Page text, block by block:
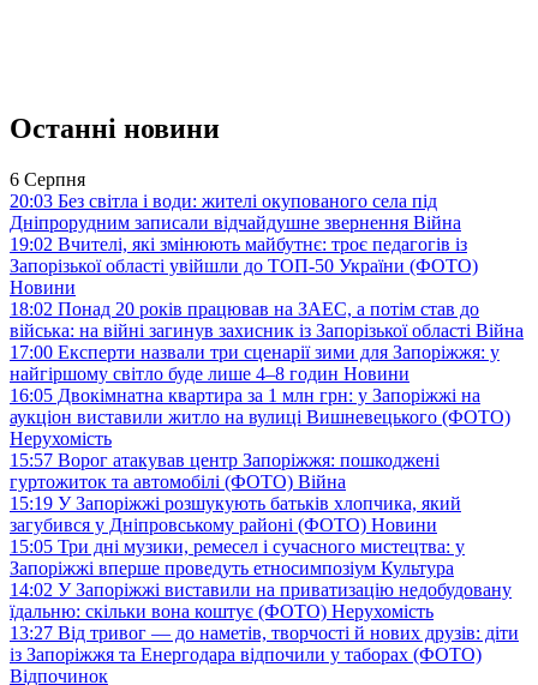
Останні новини
6 Серпня
20:03 Без світла і води: жителі окупованого села під
Дніпрорудним записали відчайдушне звернення Війна
19:02 Вчителі, які змінюють майбутнє: троє педагогів із
Запорізької області увійшли до ТОП-50 України (ФОТО)
Новини
18:02 Понад 20 років працював на ЗАЕС, а потім став до
війська: на війні загинув захисник із Запорізької області Війна
17:00 Експерти назвали три сценарії зими для Запоріжжя: у
найгіршому світло буде лише 4–8 годин Новини
16:05 Двокімнатна квартира за 1 млн грн: у Запоріжжі на
аукціон виставили житло на вулиці Вишневецького (ФОТО)
Нерухомість
15:57 Ворог атакував центр Запоріжжя: пошкоджені
гуртожиток та автомобілі (ФОТО) Війна
15:19 У Запоріжжі розшукують батьків хлопчика, який
загубився у Дніпровському районі (ФОТО) Новини
15:05 Три дні музики, ремесел і сучасного мистецтва: у
Запоріжжі вперше проведуть етносимпозіум Культура
14:02 У Запоріжжі виставили на приватизацію недобудовану
їдальню: скільки вона коштує (ФОТО) Нерухомість
13:27 Від тривог — до наметів, творчості й нових друзів: діти
із Запоріжжя та Енергодара відпочили у таборах (ФОТО)
Відпочинок